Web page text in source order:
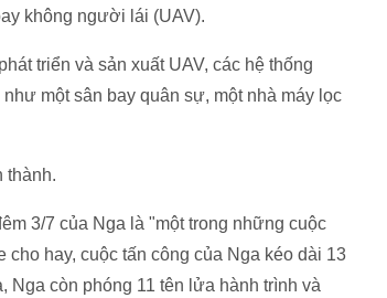
không người lái (UAV).
triển và sản xuất UAV, các hệ thống
một sân bay quân sự, một nhà máy lọc
thành.
3/7 của Nga là "một trong những cuộc
hay, cuộc tấn công của Nga kéo dài 13
còn phóng 11 tên lửa hành trình và